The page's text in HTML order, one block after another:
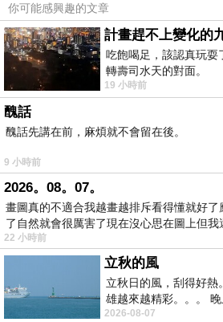
[看鏡頭這張像媽媽]
你可能感興趣的文章
吃飽喝足，該認真玩
轉壽司水天的對面。
19 小時前
醜話
醜話先講在前，麻煩就不會留在後。
9 小時前
2026。08。07。
畫圖真的不適合我越畫越排斥看得懂就好了
了自然就會很厲害了現在沒心思在圖上但
22 小時前
立秋的風
立秋日的風，刮得好熱
雄越來越精彩。。。
天的風刮得很熱 夜遊消
2026-08-07